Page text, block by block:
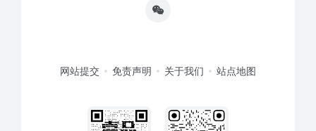
网站提交 免责声明 关于我们 站点地图